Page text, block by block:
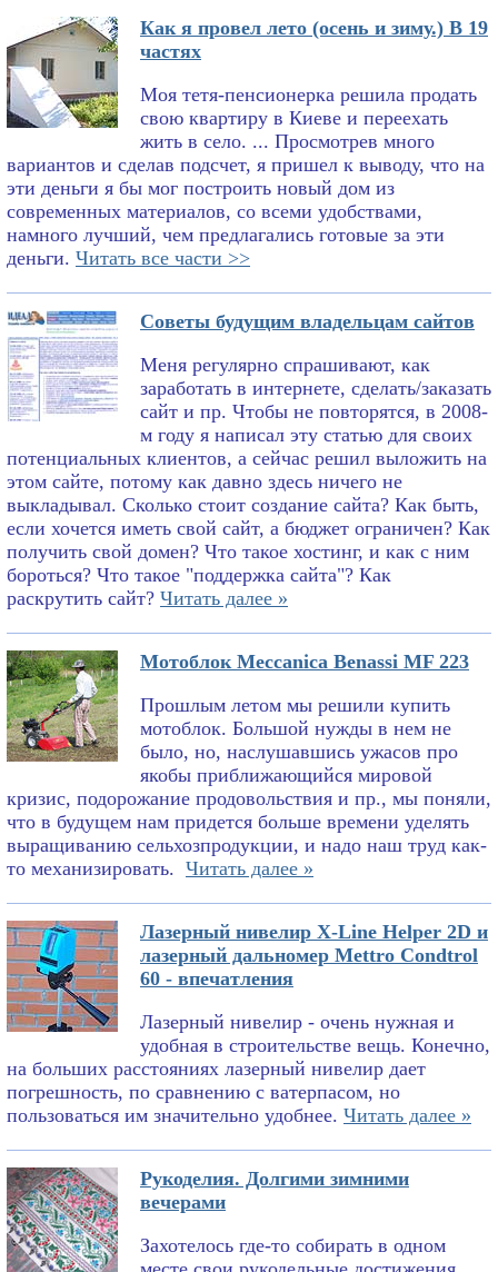
Как я провел лето (осень и зиму.) В 19
частях
Моя тетя-пенсионерка решила продать
свою квартиру в Киеве и переехать
жить в село. ... Просмотрев много
вариантов и сделав подсчет, я пришел к выводу, что на
эти деньги я бы мог построить новый дом из
современных материалов, со всеми удобствами,
намного лучший, чем предлагались готовые за эти
деньги. Читать все части >>
Советы будущим владельцам сайтов
Меня регулярно спрашивают, как
заработать в интернете, сделать/заказать
сайт и пр. Чтобы не повторятся, в 2008-
м году я написал эту статью для своих
потенциальных клиентов, а сейчас решил выложить на
этом сайте, потому как давно здесь ничего не
выкладывал. Сколько стоит создание сайта? Как быть,
если хочется иметь свой сайт, а бюджет ограничен? Как
получить свой домен? Что такое хостинг, и как с ним
бороться? Что такое "поддержка сайта"? Как
раскрутить сайт? Читать далее »
Мотоблок Meccanica Benassi MF 223
Прошлым летом мы решили купить
мотоблок. Большой нужды в нем не
было, но, наслушавшись ужасов про
якобы приближающийся мировой
кризис, подорожание продовольствия и пр., мы поняли,
что в будущем нам придется больше времени уделять
выращиванию сельхозпродукции, и надо наш труд как-
то механизировать. Читать далее »
Лазерный нивелир X-Line Helper 2D и
лазерный дальномер Mettro Condtrol
60 - впечатления
Лазерный нивелир - очень нужная и
удобная в строительстве вещь. Конечно,
на больших расстояниях лазерный нивелир дает
погрешность, по сравнению с ватерпасом, но
пользоваться им значительно удобнее. Читать далее »
Рукоделия. Долгими зимними
вечерами
Захотелось где-то собирать в одном